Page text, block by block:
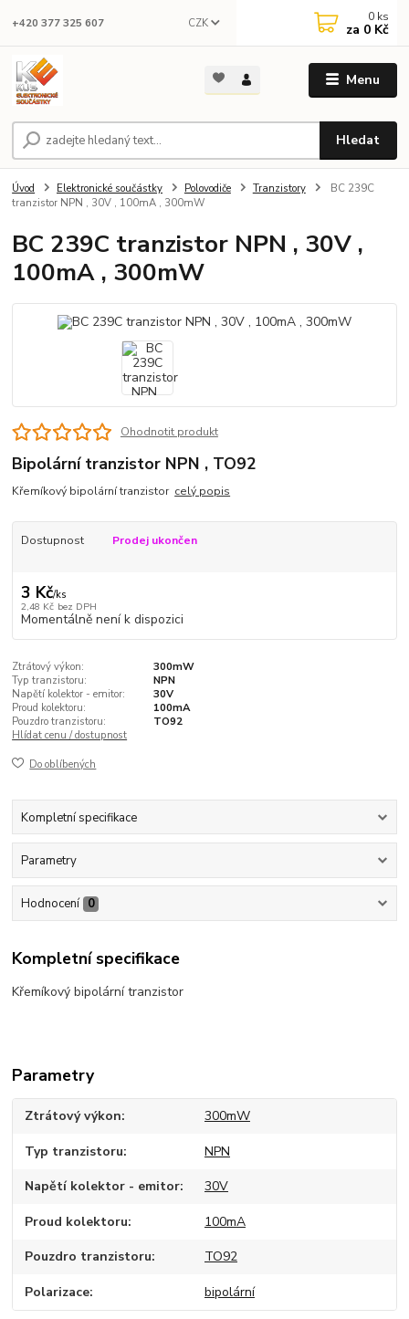
Menu
CZK
Hledat
+420 377 325 607 0 ks
za 0 Kč
Úvod Elektronické součástky Polovodiče Tranzistory
BC 239C
tranzistor NPN , 30V , 100mA , 300mW
BC 239C tranzistor NPN , 30V ,
100mA , 300mW
Ohodnotit produkt
Bipolární tranzistor NPN , TO92
Křemíkový bipolární tranzistor celý popis
Dostupnost Prodej ukončen
3 Kč/ks
2,48 Kč bez DPH
Momentálně není k dispozici
Ztrátový výkon:
300mW
Typ tranzistoru:
NPN
Napětí kolektor - emitor:
30V
Proud kolektoru:
100mA
Pouzdro tranzistoru:
TO92
Hlídat cenu / dostupnost
Do oblíbených
Kompletní specifikace
Parametry
Hodnocení 0
Kompletní specifikace
Křemíkový bipolární tranzistor
Parametry
Ztrátový výkon 300mW
Typ tranzistoru NPN
Napětí kolektor - emitor 30V
Proud kolektoru 100mA
Pouzdro tranzistoru TO92
Polarizace bipolární